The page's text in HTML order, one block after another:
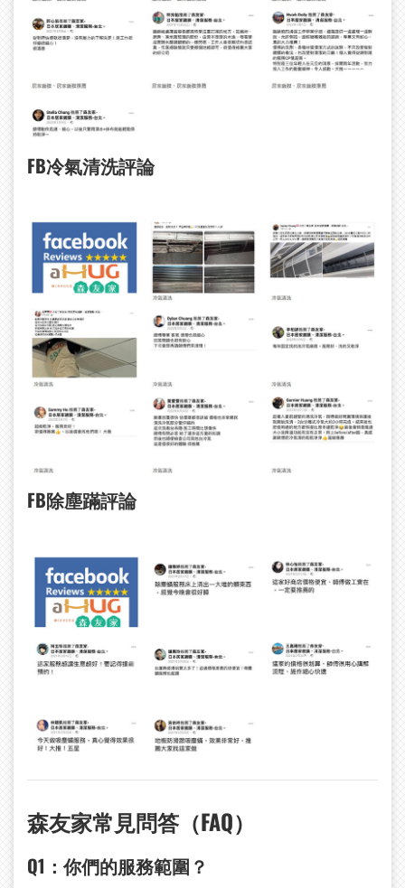
FB冷氣清洗評論
FB除塵蹣評論
森友家常見問答（FAQ）
Q1 ：你們的服務範圍？